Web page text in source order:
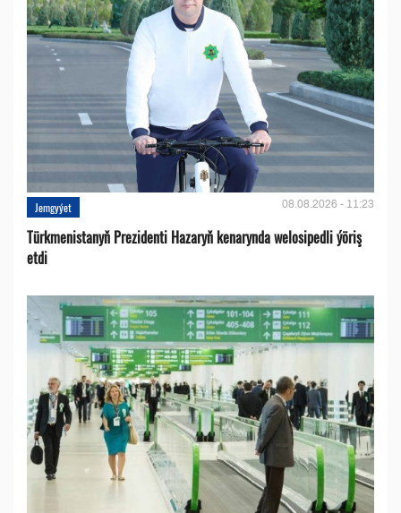
Jemgyýet 08.08.2026 - 11:23
Türkmenistanyň Prezidenti Hazaryň kenarynda welosipedli ýöriş
etdi